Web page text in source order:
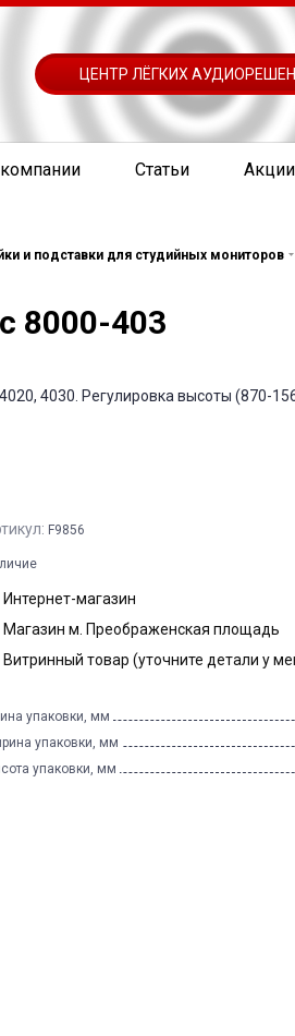
ЦЕНТР ЛЁГКИХ
Статьи Акции
и подставки для студийных мониторов
8000-403
4030. Регулировка высоты (870-
F9856
Интернет-магазин
Магазин м. Преображенская площадь
Витринный товар (уточните детали у
упаковки, мм
упаковки, мм
упаковки, мм